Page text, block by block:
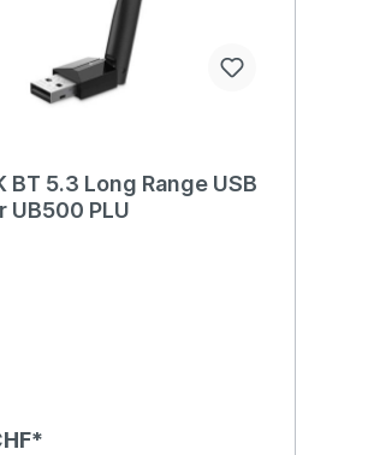
BT 5.3 Long Range USB
UB500 PLU